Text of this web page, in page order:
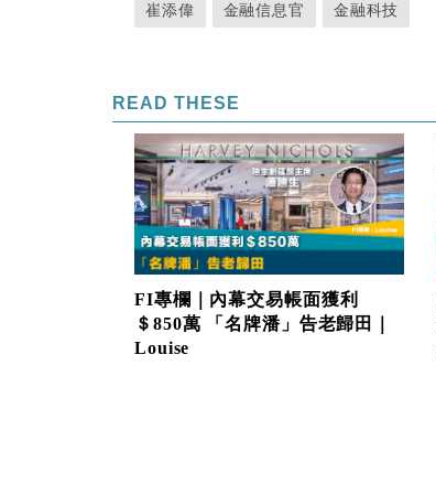
崔添偉 金融信息官 金融科技
READ THESE
FI專欄｜內幕交易帳面獲利
＄850萬 「名牌潘」告老歸田｜
Louise